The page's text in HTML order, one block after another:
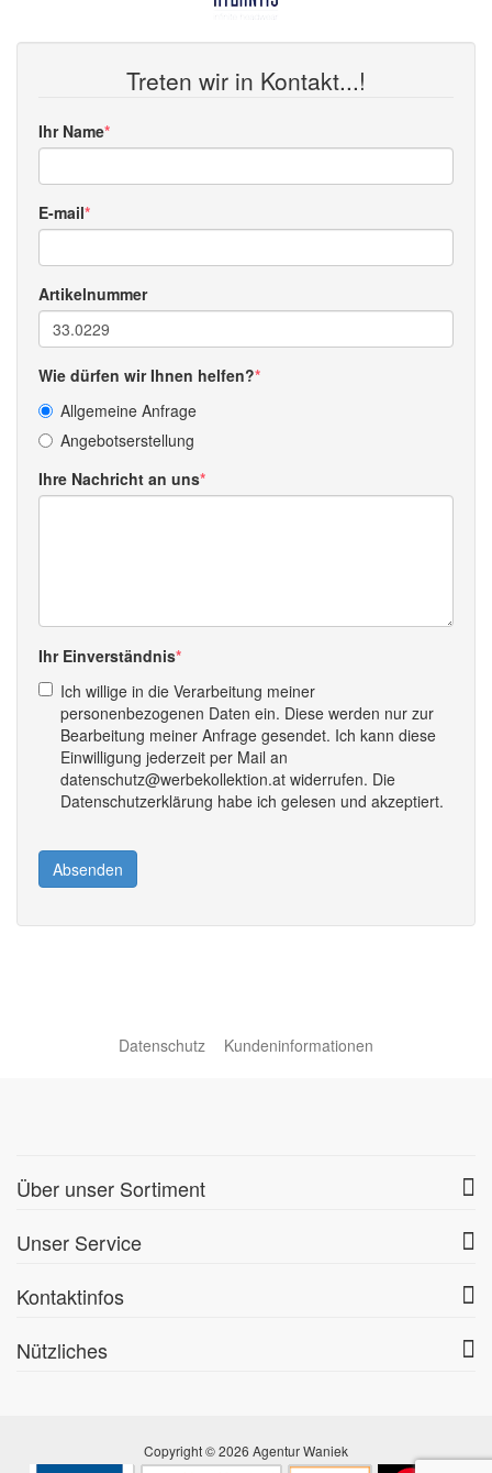
Treten wir in Kontakt...!
Ihr Name
E-mail
Artikelnummer
Wie dürfen wir Ihnen helfen?
Allgemeine Anfrage
Angebotserstellung
Ihre Nachricht an uns
Ihr Einverständnis
Ich willige in die Verarbeitung meiner
personenbezogenen Daten ein. Diese werden nur zur
Bearbeitung meiner Anfrage gesendet. Ich kann diese
Einwilligung jederzeit per Mail an
datenschutz@werbekollektion.at widerrufen. Die
Datenschutzerklärung habe ich gelesen und akzeptiert.
Absenden
Datenschutz Kundeninformationen
Über unser Sortiment
Unser Service
Kontaktinfos
Nützliches
Copyright © 2026 Agentur Waniek